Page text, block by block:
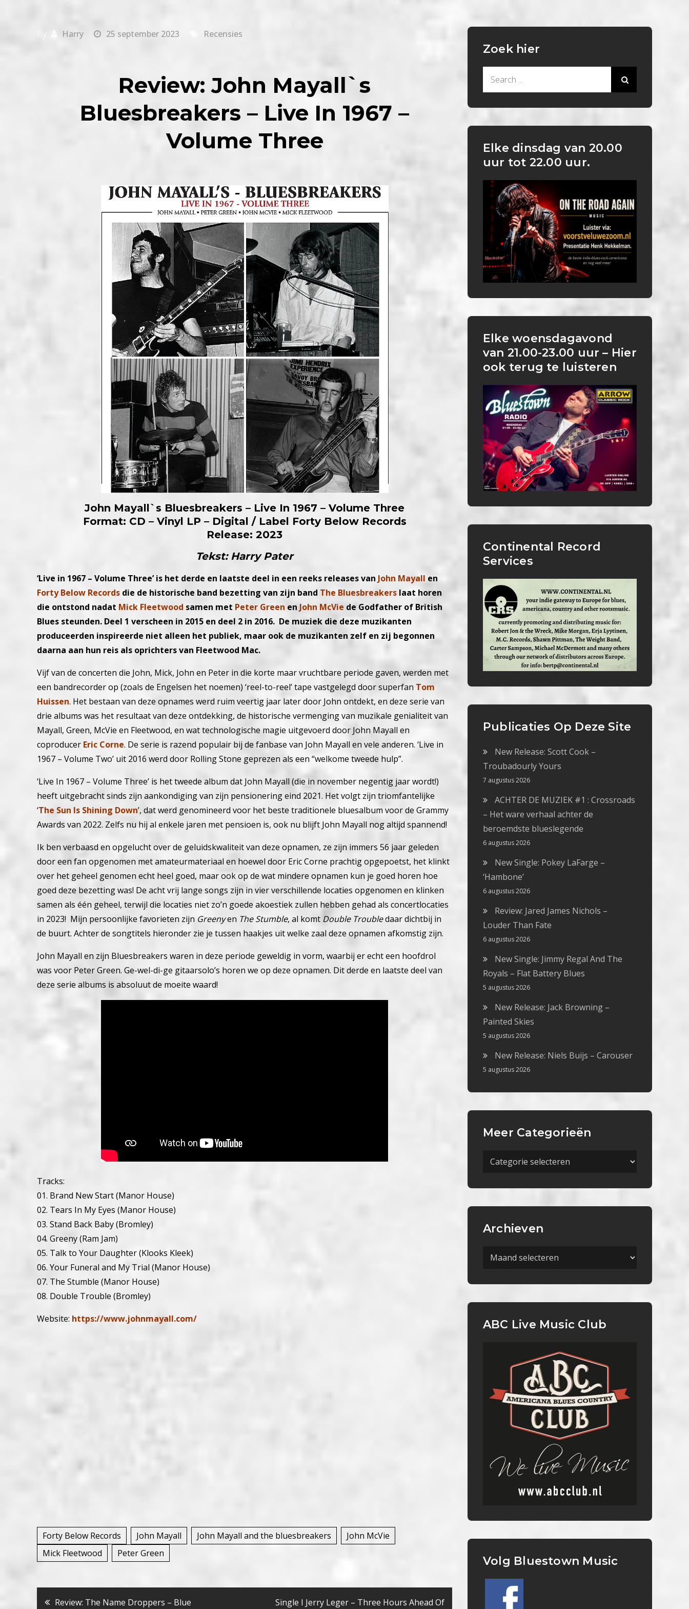
Harry 25 september 2023 Recensies
Review: John Mayall`s
Bluesbreakers – Live In 1967 –
Volume Three
John Mayall`s Bluesbreakers – Live In 1967 – Volume Three
Format: CD – Vinyl LP – Digital / Label Forty Below Records
Release: 2023
Tekst: Harry Pater
‘Live in 1967 – Volume Three’ is het derde en laatste deel in een reeks releases van John Mayall en
Forty Below Records die de historische band bezetting van zijn band The Bluesbreakers laat horen
die ontstond nadat Mick Fleetwood samen met Peter Green en John McVie de Godfather of British
Blues steunden. Deel 1 verscheen in 2015 en deel 2 in 2016. De muziek die deze muzikanten
produceerden inspireerde niet alleen het publiek, maar ook de muzikanten zelf en zij begonnen
daarna aan hun reis als oprichters van Fleetwood Mac.
Vijf van de concerten die John, Mick, John en Peter in die korte maar vruchtbare periode gaven, werden met
een bandrecorder op (zoals de Engelsen het noemen) ‘reel-to-reel’ tape vastgelegd door superfan Tom
Huissen. Het bestaan ​​van deze opnames werd ruim veertig jaar later door John ontdekt, en deze serie van
drie albums was het resultaat van deze ontdekking, de historische vermenging van muzikale genialiteit van
Mayall, Green, McVie en Fleetwood, en wat technologische magie uitgevoerd door John Mayall en
coproducer Eric Corne. De serie is razend populair bij de fanbase van John Mayall en vele anderen. ‘Live in
1967 – Volume Two’ uit 2016 werd door Rolling Stone geprezen als een “welkome tweede hulp”.
‘Live In 1967 – Volume Three’ is het tweede album dat John Mayall (die in november negentig jaar wordt!)
heeft uitgebracht sinds zijn aankondiging van zijn pensionering eind 2021. Het volgt zijn triomfantelijke
‘The Sun Is Shining Down’, dat werd genomineerd voor het beste traditionele bluesalbum voor de Grammy
Awards van 2022. Zelfs nu hij al enkele jaren met pensioen is, ook nu blijft John Mayall nog altijd spannend!
Ik ben verbaasd en opgelucht over de geluidskwaliteit van deze opnamen, ze zijn immers 56 jaar geleden
door een fan opgenomen met amateurmateriaal en hoewel door Eric Corne prachtig opgepoetst, het klinkt
over het geheel genomen echt heel goed, maar ook op de wat mindere opnamen kun je goed horen hoe
goed deze bezetting was! De acht vrij lange songs zijn in vier verschillende locaties opgenomen en klinken
samen als één geheel, terwijl die locaties niet zo’n goede akoestiek zullen hebben gehad als concertlocaties
in 2023! Mijn persoonlijke favorieten zijn Greenyen The Stumble, al komt Double Troubledaar dichtbij in
de buurt. Achter de songtitels hieronder zie je tussen haakjes uit welke zaal deze opnamen afkomstig zijn.
John Mayall en zijn Bluesbreakers waren in deze periode geweldig in vorm, waarbij er echt een hoofdrol
was voor Peter Green. Ge-wel-di-ge gitaarsolo’s horen we op deze opnamen. Dit derde en laatste deel van
deze serie albums is absoluut de moeite waard!
Tracks:
01. Brand New Start (Manor House)
02. Tears In My Eyes (Manor House)
03. Stand Back Baby (Bromley)
04. Greeny (Ram Jam)
05. Talk to Your Daughter (Klooks Kleek)
06. Your Funeral and My Trial (Manor House)
07. The Stumble (Manor House)
08. Double Trouble (Bromley)
Website: https://www.johnmayall.com/
Forty Below Records John Mayall John Mayall and the bluesbreakers
John McVie
Mick Fleetwood
Peter Green
Review: The Name Droppers – Blue Single I Jerry Leger – Three Hours Ahead Of
Zoek hier
Elke dinsdag van 20.00
uur tot 22.00 uur.
Elke woensdagavond
van 21.00-23.00 uur – Hier
ook terug te luisteren
Continental Record
Services
Publicaties Op Deze Site
New Release: Scott Cook –
Troubadourly Yours
7 augustus 2026
ACHTER DE MUZIEK #1 : Crossroads
– Het ware verhaal achter de
beroemdste blueslegende
6 augustus 2026
New Single: Pokey LaFarge –
‘Hambone’
6 augustus 2026
Review: Jared James Nichols –
Louder Than Fate
6 augustus 2026
New Single: Jimmy Regal And The
Royals – Flat Battery Blues
5 augustus 2026
New Release: Jack Browning –
Painted Skies
5 augustus 2026
New Release: Niels Buijs – Carouser
5 augustus 2026
Meer Categorieën
Meer
Archieven
Archieven
ABC Live Music Club
Volg Bluestown Music